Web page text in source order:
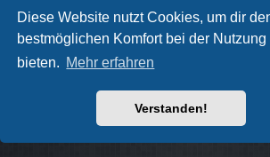
Diese Website nutzt Cookies, um dir
bestmöglichen Komfort bei der Nutzung
bieten. Mehr erfahren
Verstanden!